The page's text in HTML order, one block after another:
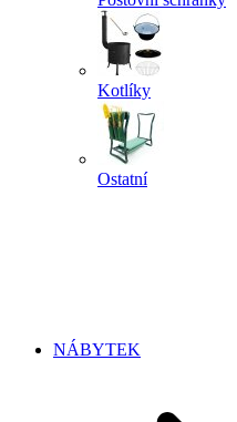
Kotlíky
Ostatní
NÁBYTEK